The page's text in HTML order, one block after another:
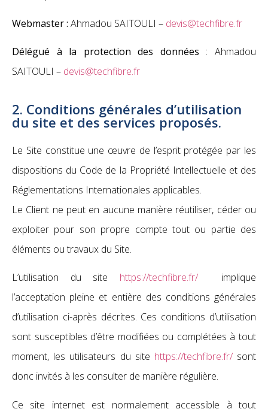
Webmaster : Ahmadou SAITOULI – devis@techfibre.fr
Délégué à la protection des données : Ahmadou
SAITOULI – devis@techfibre.fr
2. Conditions générales d’utilisation
du site et des services proposés.
Le Site constitue une œuvre de l’esprit protégée par les
dispositions du Code de la Propriété Intellectuelle et des
Réglementations Internationales applicables.
Le Client ne peut en aucune manière réutiliser, céder ou
exploiter pour son propre compte tout ou partie des
éléments ou travaux du Site.
L’utilisation du site https://techfibre.fr/implique
l’acceptation pleine et entière des conditions générales
d’utilisation ci-après décrites. Ces conditions d’utilisation
sont susceptibles d’être modifiées ou complétées à tout
moment, les utilisateurs du site https://techfibre.fr/sont
donc invités à les consulter de manière régulière.
Ce site internet est normalement accessible à tout